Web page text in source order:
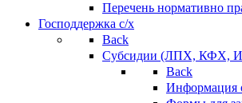
Перечень нормативно
Господдержка с/х
Back
Субсидии (ЛПХ, КФХ,
Back
Информация